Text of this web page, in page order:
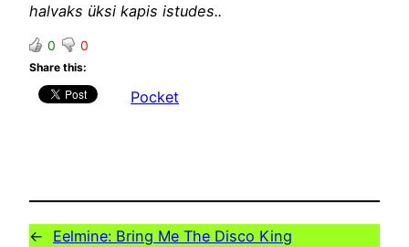
halvaks üksi kapis istudes..
0 0
Share this:
Pocket
← Eelmine: Bring Me The Disco King